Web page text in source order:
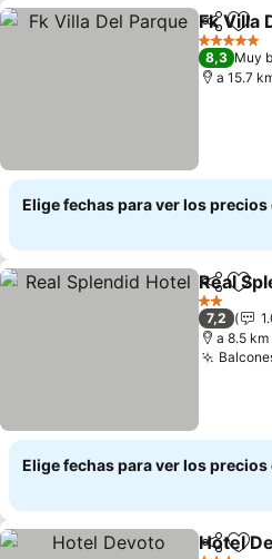
Fk Villa
5 Estrellas
8,3 Muy
a 15.7
Elige fechas para ver los precios
Real
2 Estrellas
7,2
a 8.5
Elige fechas para ver los precios
Hotel